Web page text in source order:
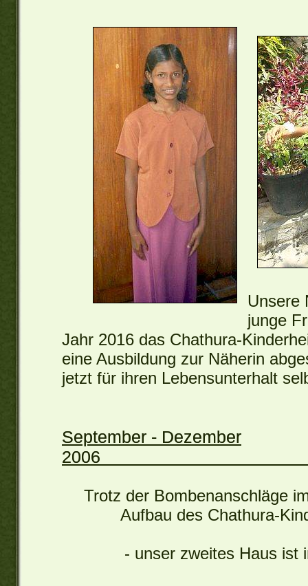
Unsere
junge
Jahr 2016 das Chathura-
eine Ausbildung zur Näherin
jetzt für ihren Lebensunterhalt
September - Dezember
Trotz der Bombenanschläge
Aufbau des Chathura-
- unser zweites Haus ist